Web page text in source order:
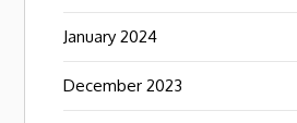
January 2024
December 2023